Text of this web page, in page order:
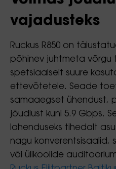
vajadusteks
Ruckus R850 on
põhinev juhtmeta võrgu
spetsiaalselt suure
ettevõtetele. Seade
samaaegset ühendust,
jõudlust kuni 5.9 Gbps.
lahenduseks tihedalt
nagu konverentsisaalid,
või ülikoolide